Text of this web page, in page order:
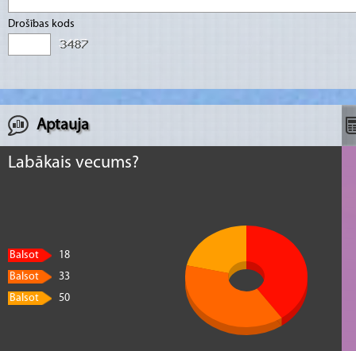
Drošības kods
Aptauja
Labākais vecums?
Balsot
18
Balsot
33
Balsot
50